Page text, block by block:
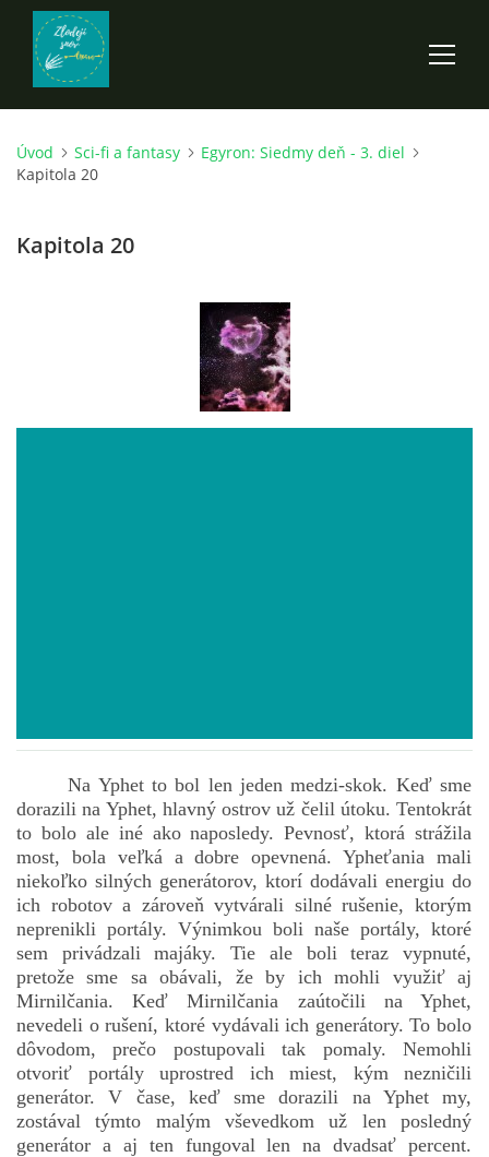
ÚVOD
BARDIGON
TARA
VÍLA NA BRONZOVEJ ULICI
VLČÍ MOR
bludicka.cirezlo@gmail.com
Príbehy a poviedky na tejto stránke sú duševným
vlastníctvom autorov. Všetky práva vyhradené.
Úvod Sci-fi a fantasy
Egyron: Siedmy deň - 3. diel
Kapitola 20
Kapitola 20
Na Yphet to bol len jeden medzi-skok. Keď sme
dorazili na Yphet, hlavný ostrov už čelil útoku. Tentokrát
to bolo ale iné ako naposledy. Pevnosť, ktorá strážila
most, bola veľká a dobre opevnená. Ypheťania mali
niekoľko silných generátorov, ktorí dodávali energiu do
ich robotov a zároveň vytvárali silné rušenie, ktorým
neprenikli portály. Výnimkou boli naše portály, ktoré
sem privádzali majáky. Tie ale boli teraz vypnuté,
pretože sme sa obávali, že by ich mohli využiť aj
Mirnilčania. Keď Mirnilčania zaútočili na Yphet,
nevedeli o rušení, ktoré vydávali ich generátory. To bolo
dôvodom, prečo postupovali tak pomaly. Nemohli
otvoriť portály uprostred ich miest, kým nezničili
generátor. V čase, keď sme dorazili na Yphet my,
zostával týmto malým vševedkom už len posledný
generátor a aj ten fungoval len na dvadsať percent.